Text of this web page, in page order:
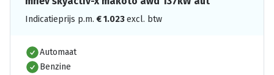
Indicatieprijs p.m. €1.023excl. btw
Automaat
Benzine